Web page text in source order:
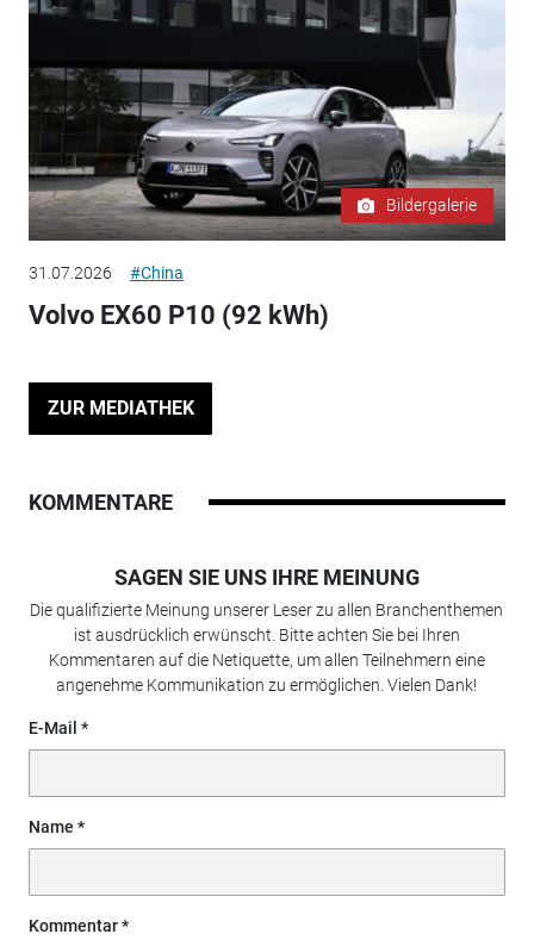
Bildergalerie
31.07.2026 #China
Volvo EX60 P10 (92 kWh)
ZUR MEDIATHEK
KOMMENTARE
SAGEN SIE UNS IHRE MEINUNG
Die qualifizierte Meinung unserer Leser zu allen Branchenthemen
ist ausdrücklich erwünscht. Bitte achten Sie bei Ihren
Kommentaren auf die Netiquette, um allen Teilnehmern eine
angenehme Kommunikation zu ermöglichen. Vielen Dank!
E-Mail
Name
Kommentar